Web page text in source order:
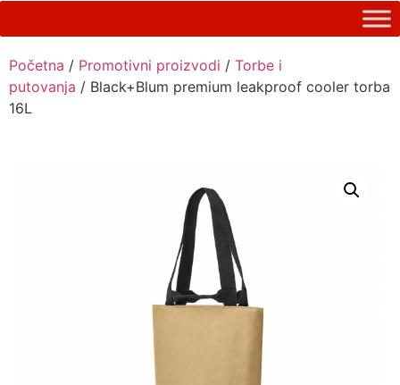
Početna / Promotivni proizvodi / Torbe i
putovanja / Black+Blum premium leakproof cooler torba
16L